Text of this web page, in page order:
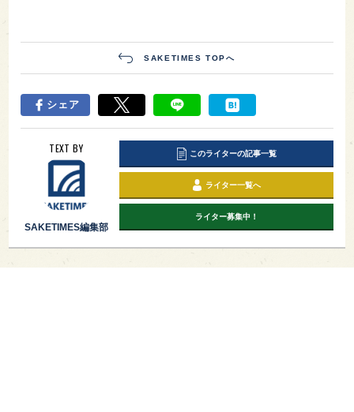
SAKETIMES TOPへ
シェア
TEXT BY
SAKETIMES編集部
このライターの記事一覧
ライター一覧へ
ライター募集中！